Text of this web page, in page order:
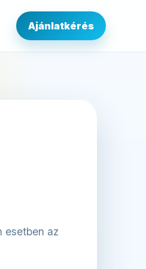
Ajánlatkérés
esetben az